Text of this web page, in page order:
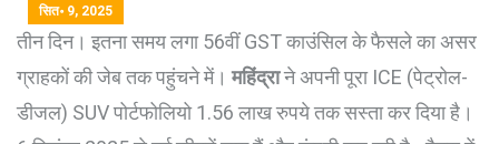
सित॰ 9, 2025
तीन दिन। इतना समय लगा 56वीं GST काउंसिल के फैसले का असर
ग्राहकों की जेब तक पहुंचने में।महिंद्राने अपनी पूरा ICE (पेट्रोल-
डीजल) SUV पोर्टफोलियो 1.56 लाख रुपये तक सस्ता कर दिया है।